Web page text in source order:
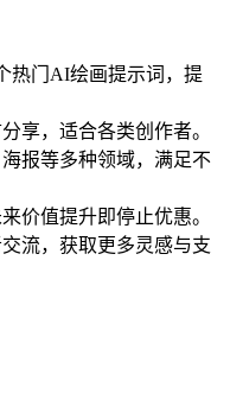
热门AI绘画提示词，提
享，适合各类创作者。
报等多种领域，满足不
价值提升即停止优惠。
流，获取更多灵感与支